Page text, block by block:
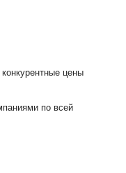
цены
по всей